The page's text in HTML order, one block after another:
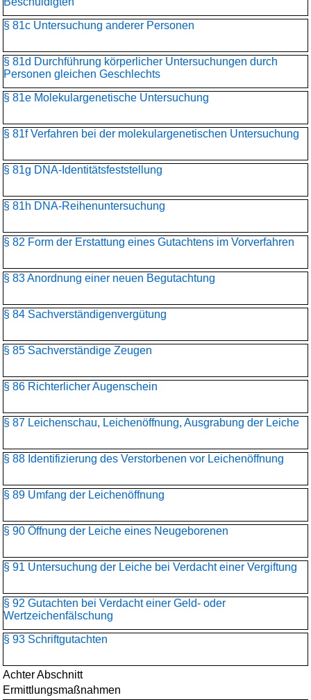
§ 81c Untersuchung anderer Personen
§ 81d Durchführung körperlicher Untersuchungen durch
Personen gleichen Geschlechts
§ 81e Molekulargenetische Untersuchung
§ 81f Verfahren bei der molekulargenetischen Untersuchung
§ 81g DNA-Identitätsfeststellung
§ 81h DNA-Reihenuntersuchung
§ 82 Form der Erstattung eines Gutachtens im Vorverfahren
§ 83 Anordnung einer neuen Begutachtung
§ 84 Sachverständigenvergütung
§ 85 Sachverständige Zeugen
§ 86 Richterlicher Augenschein
§ 87 Leichenschau, Leichenöffnung, Ausgrabung der Leiche
§ 88 Identifizierung des Verstorbenen vor Leichenöffnung
§ 89 Umfang der Leichenöffnung
§ 90 Öffnung der Leiche eines Neugeborenen
§ 91 Untersuchung der Leiche bei Verdacht einer Vergiftung
§ 92 Gutachten bei Verdacht einer Geld- oder
Wertzeichenfälschung
§ 93 Schriftgutachten
Achter Abschnitt
Ermittlungsmaßnahmen